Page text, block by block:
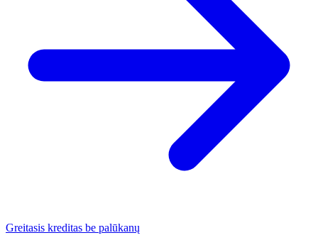
Greitasis kreditas be palūkanų